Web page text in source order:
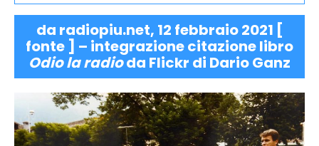
da radiopiu.net, 12 febbraio 2021 [
fonte ] – integrazione citazione libro
Odio la radioda Flickr di Dario Ganz